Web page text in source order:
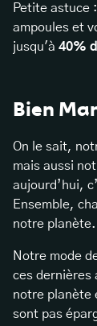
Petite astuce :
ampoules et
jusqu'à 40%
Bien
On le sait,
mais aussi
aujourd’hui,
Ensemble,
notre planète.
Notre mode
ces dernières
notre planète
sont pas